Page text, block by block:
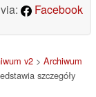
Facebook
v2 > Archiwum
szczegóły